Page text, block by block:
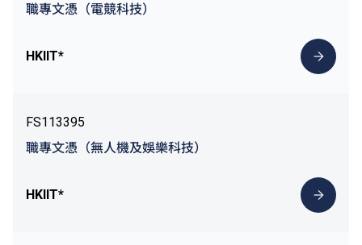
職專文憑（電競科技）
HKIIT*
FS113395
職專文憑（無人機及娛樂科技）
HKIIT*